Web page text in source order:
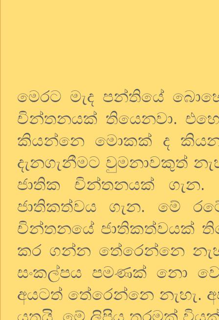
මෙරට මැද පන්තියේ
චින්තනයක් තියෙනවා.
කියන්නෙ මොකක් ද
දැනගැනීමට වුමනාවකුත්
ජාතික චින්තනයක්
ජාතිකත්වය ගැන. මේ
චින්තනයේ ජාතිකත්වයක්
කර ගන්න තේරෙන්නෙ
සංකල්පය පමණක් නො
අයටත් තේරෙන්නෙ
යුතුයි. මේ ලිපිය තරමක්